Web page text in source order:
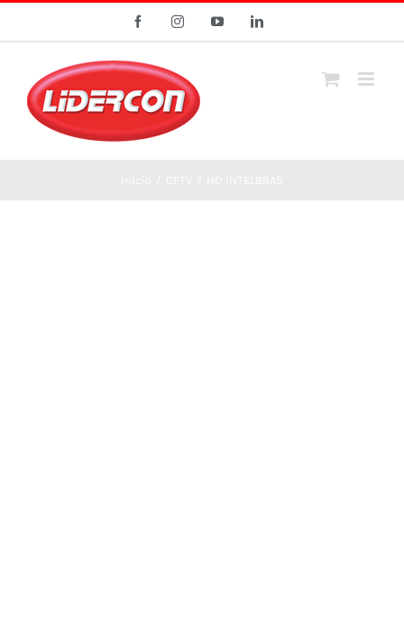
conteúdo
FacebookInstagramYouTubeLinkedIn